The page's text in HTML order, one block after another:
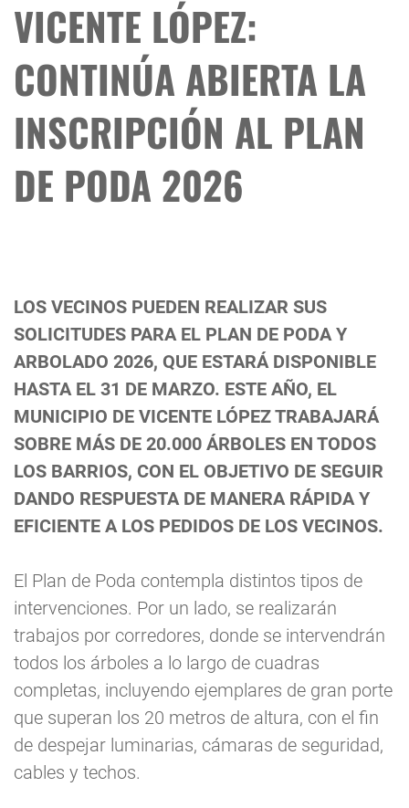
VICENTE LÓPEZ:
CONTINÚA ABIERTA LA
INSCRIPCIÓN AL PLAN
DE PODA 2026
LOS VECINOS PUEDEN REALIZAR SUS
SOLICITUDES PARA EL PLAN DE PODA Y
ARBOLADO 2026, QUE ESTARÁ DISPONIBLE
HASTA EL 31 DE MARZO. ESTE AÑO, EL
MUNICIPIO DE VICENTE LÓPEZ TRABAJARÁ
SOBRE MÁS DE 20.000 ÁRBOLES EN TODOS
LOS BARRIOS, CON EL OBJETIVO DE SEGUIR
DANDO RESPUESTA DE MANERA RÁPIDA Y
EFICIENTE A LOS PEDIDOS DE LOS VECINOS.
El Plan de Poda contempla distintos tipos de
intervenciones. Por un lado, se realizarán
trabajos por corredores, donde se intervendrán
todos los árboles a lo largo de cuadras
completas, incluyendo ejemplares de gran porte
que superan los 20 metros de altura, con el fin
de despejar luminarias, cámaras de seguridad,
cables y techos.